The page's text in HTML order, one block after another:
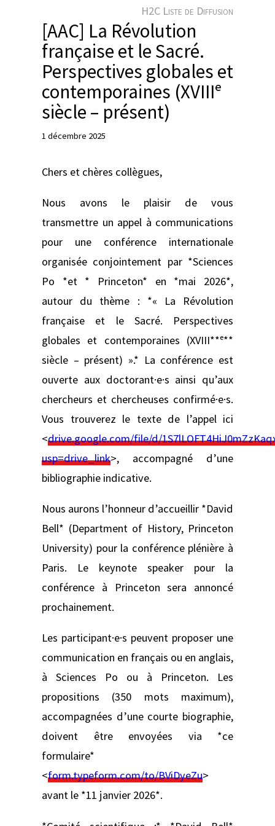
H2C Liste de Diffusion
[AAC] La Révolution
française et le Sacré.
Perspectives globales et
contemporaines (XVIIIᵉ
siècle – présent)
1 décembre 2025
Chers et chères collègues,
Nous avons le plaisir de vous
transmettre un appel à communications
pour une conférence internationale
organisée conjointement par *Sciences
Po *et * Princeton* en *mai 2026*,
autour du thème : *« La Révolution
française et le Sacré. Perspectives
globales et contemporaines (XVIII**ᵉ**
siècle – présent) ».* La conférence est
ouverte aux doctorant·e·s ainsi qu’aux
chercheurs et chercheuses confirmé·e·s.
Vous trouverez le texte de l’appel ici
<drive.google.com/file/d/
usp=drive_link>, accompagné d’une
bibliographie indicative.
Nous aurons l’honneur d’accueillir *David
Bell* (Department of History, Princeton
University) pour la conférence plénière à
Paris. Le keynote speaker pour la
conférence à Princeton sera annoncé
prochainement.
Les participant·e·s peuvent proposer une
communication en français ou en anglais,
à Sciences Po ou à Princeton. Les
propositions (350 mots maximum),
accompagnées d’une courte biographie,
doivent être envoyées via *ce
formulaire*
<form.typeform.com/to/BViDyeZu>
avant le *11 janvier 2026*.